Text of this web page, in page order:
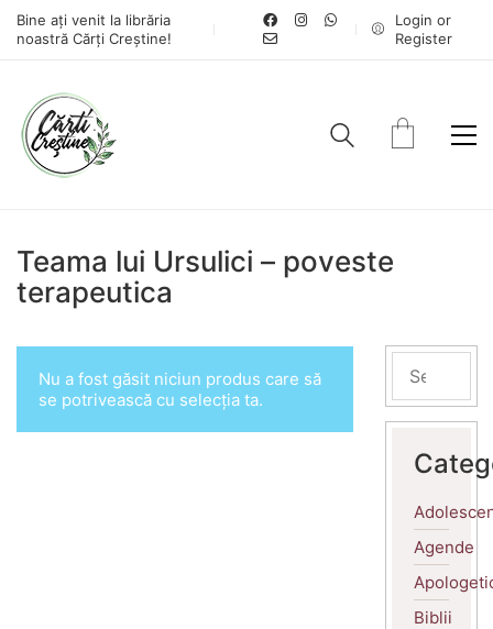
Bine ați venit la librăria
noastră Cărți Creștine!
Login or
Register
Teama lui Ursulici – poveste
terapeutica
Nu a fost găsit niciun produs care să
se potrivească cu selecția ta.
Agende
Biblii